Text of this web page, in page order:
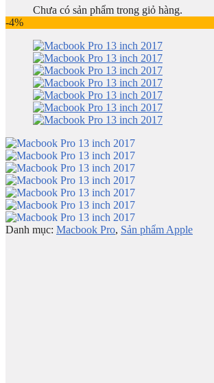
Chưa có sản phẩm trong giỏ hàng.
-4%
Danh mục: Macbook Pro, Sản phẩm Apple